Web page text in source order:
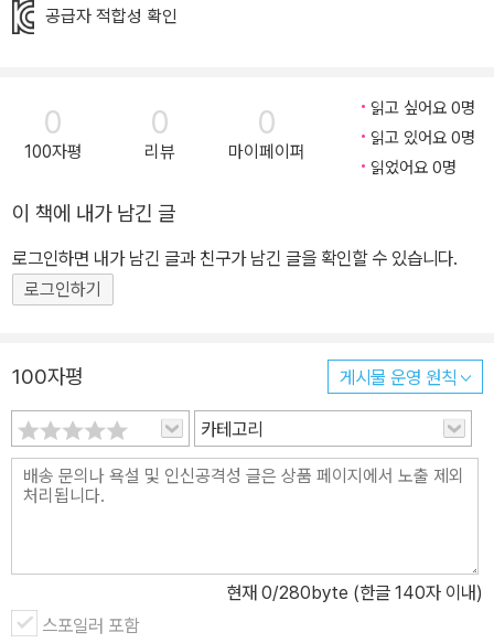
지원센터(KMEC) 소장, 대통령자문 정책기획위원회 위원, 한국교과
쓰>의 수학 콘텐츠 집필. *5단계 시스템 수학으로 수학 실력 쑥쑥쑥!
<1단계 : 기본편> 1~30권은 초·중등 교과과정을 종합하여 분류한 수
와 연산, 도형, 측정, 확률과 통계, 규칙성, 문자와 식, 함수 등으로 구
울 수 있습니다. <2단계 : 심화편> 31~45권은 실생활 속에 숨겨진
수학 개념 및 원리와 수학의 역사 속에 나타났던 심화된 내용으로 구
성되었습니다. 또한 원리응용력을 키우고, 복잡하고 어려운 문제도
기반을 튼튼히 하는 내용이 주축을 이룹니다. 이를 통해 수리논술의
기반을 튼튼하게 다지고, 비판적 사고를 포함한 의사소통력이 월등히
향상될 수 있습니다. <4단계 : 종합편> 61~80권은 기본편, 심화편,
창의편을 아울러 개념ㆍ원리ㆍ법칙ㆍ해법을 명확히 종합 정리하는
주제들과 수학지도로 구성하였습니다. 이를 통해 영역별 ㆍ학년별로
~4단계의 완결판으로, 생활 속, 역사 속, 타 교과 속에서 탄생되고 발
전되었던 수학적 개념ㆍ원리와 흥미로운 이야기로 구성하였습니다.
언제 어디에서나 수학의 원리를 응용하여 어려운 문제를 해결할 수
공급자 적합성 확인
0
100자평
0
리뷰
0
마이페이퍼
읽고 싶어요 0명
읽고 있어요 0명
읽었어요 0명
이 책에 내가 남긴 글
로그인하면 내가 남긴 글과 친구가 남긴 글을 확인할 수 있습니다.
로그인하기
100자평 게시물 운영 원칙
카테고리
현재 0/280byte (한글 140자 이내)
스포일러 포함